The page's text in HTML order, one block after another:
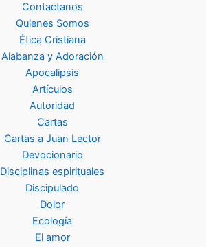
Contactanos
Quienes Somos
Ética Cristiana
Alabanza y Adoración
Apocalipsis
Artículos
Autoridad
Cartas
Cartas a Juan Lector
Devocionario
Disciplinas espirituales
Discipulado
Dolor
Ecología
El amor